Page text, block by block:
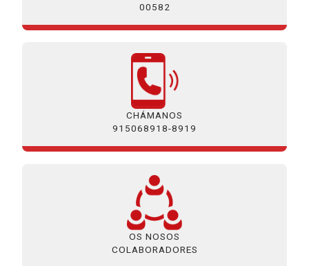
00582
CHÁMANOS
915068918-8919
OS NOSOS
COLABORADORES